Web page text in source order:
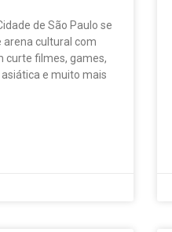
de São Paulo se
cultural com
curte filmes, games,
e muito mais